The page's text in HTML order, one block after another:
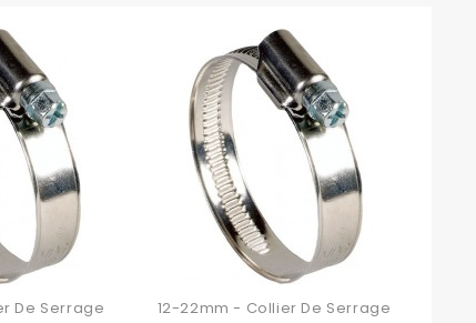
De Serrage
12-22mm - Collier De Serrage